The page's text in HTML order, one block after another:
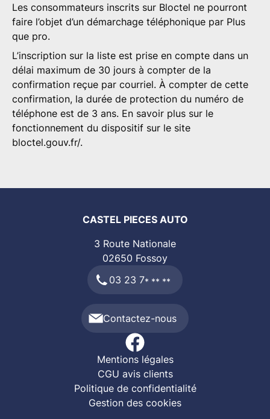
Les consommateurs inscrits sur Bloctel ne pourront
faire l’objet d’un démarchage téléphonique par Plus
que pro.
L’inscription sur la liste est prise en compte dans un
délai maximum de 30 jours à compter de la
confirmation reçue par courriel. À compter de cette
confirmation, la durée de protection du numéro de
téléphone est de 3 ans. En savoir plus sur le
fonctionnement du dispositif sur le site
bloctel.gouv.fr/.
CASTEL PIECES AUTO
3 Route Nationale
02650 Fossoy
03 23 7* ** **
Contactez-nous
Mentions légales
CGU avis clients
Politique de confidentialité
Gestion des cookies